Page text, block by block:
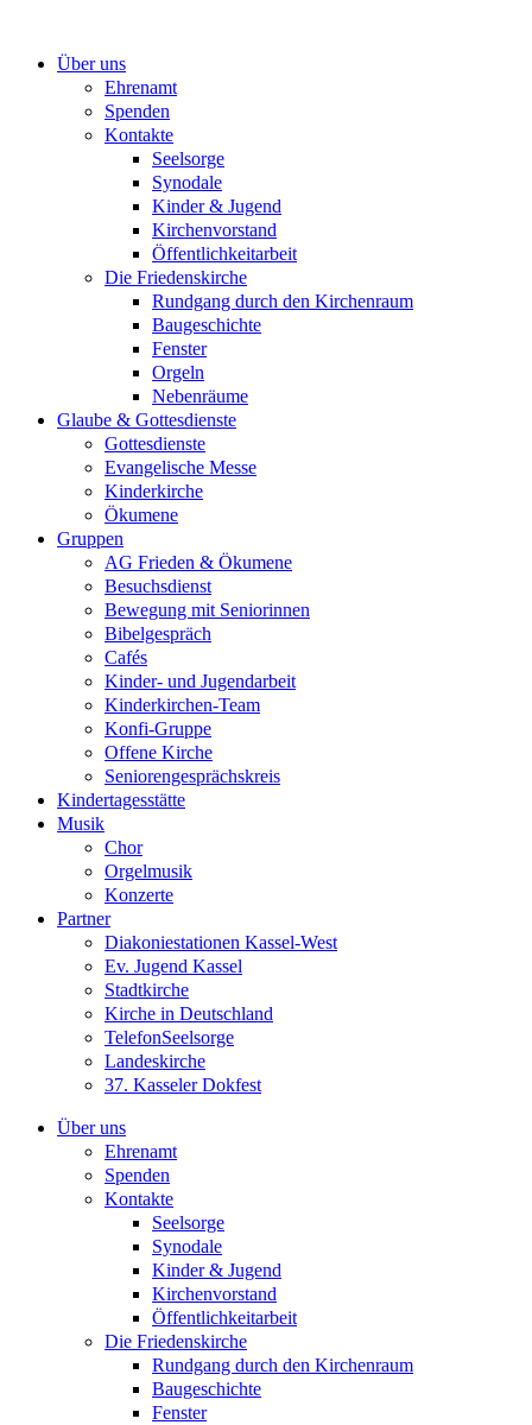
springenÜber uns
Ehrenamt
Spenden
Kontakte
Seelsorge
Synodale
Kinder & Jugend
Kirchenvorstand
Öffentlichkeitarbeit
Die Friedenskirche
Rundgang durch den Kirchenraum
Baugeschichte
Fenster
Orgeln
Nebenräume
Glaube & Gottesdienste
Gottesdienste
Evangelische Messe
Kinderkirche
Ökumene
Gruppen
AG Frieden & Ökumene
Besuchsdienst
Bewegung mit Seniorinnen
Bibelgespräch
Cafés
Kinder- und Jugendarbeit
Kinderkirchen-Team
Konfi-Gruppe
Offene Kirche
Seniorengesprächskreis
Kindertagesstätte
Musik
Chor
Orgelmusik
Konzerte
Partner
Diakoniestationen Kassel-West
Ev. Jugend Kassel
Stadtkirche
Kirche in Deutschland
TelefonSeelsorge
Landeskirche
37. Kasseler Dokfest
Über uns
Ehrenamt
Spenden
Kontakte
Seelsorge
Synodale
Kinder & Jugend
Kirchenvorstand
Öffentlichkeitarbeit
Die Friedenskirche
Rundgang durch den Kirchenraum
Baugeschichte
Fenster